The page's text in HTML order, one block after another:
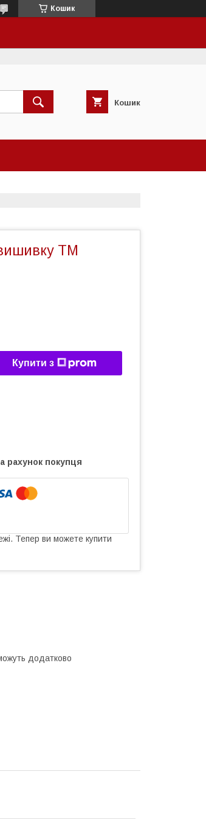
Кошик
Кошик
ТМ
Купити з
рахунок покупця
Тепер ви можете купити
додатково